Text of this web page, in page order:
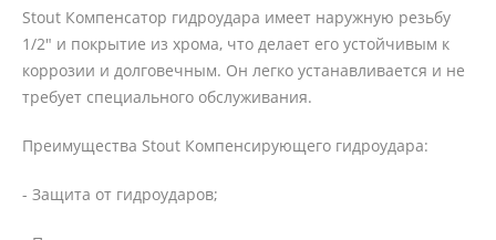
Stout Компенсатор гидроудара имеет наружную резьбу
1/2" и покрытие из хрома, что делает его устойчивым к
коррозии и долговечным. Он легко устанавливается и не
требует специального обслуживания.
Преимущества Stout Компенсирующего гидроудара:
- Защита от гидроударов;